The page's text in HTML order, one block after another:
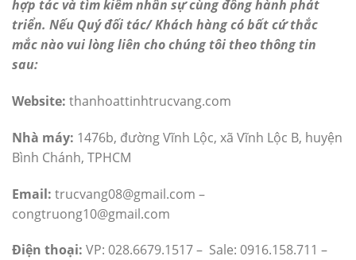
hợp tác và tìm kiếm nhân sự cùng đồng hành phát
triển. Nếu Quý đối tác/ Khách hàng có bất cứ thắc
mắc nào vui lòng liên cho chúng tôi theo thông tin
sau:
Website: thanhoattinhtrucvang.com
Nhà máy: 1476b, đường Vĩnh Lộc, xã Vĩnh Lộc B, huyện
Bình Chánh, TPHCM
Email: trucvang08@gmail.com –
congtruong10@gmail.com
Điện thoại: VP: 028.6679.1517 – Sale: 0916.158.711 –